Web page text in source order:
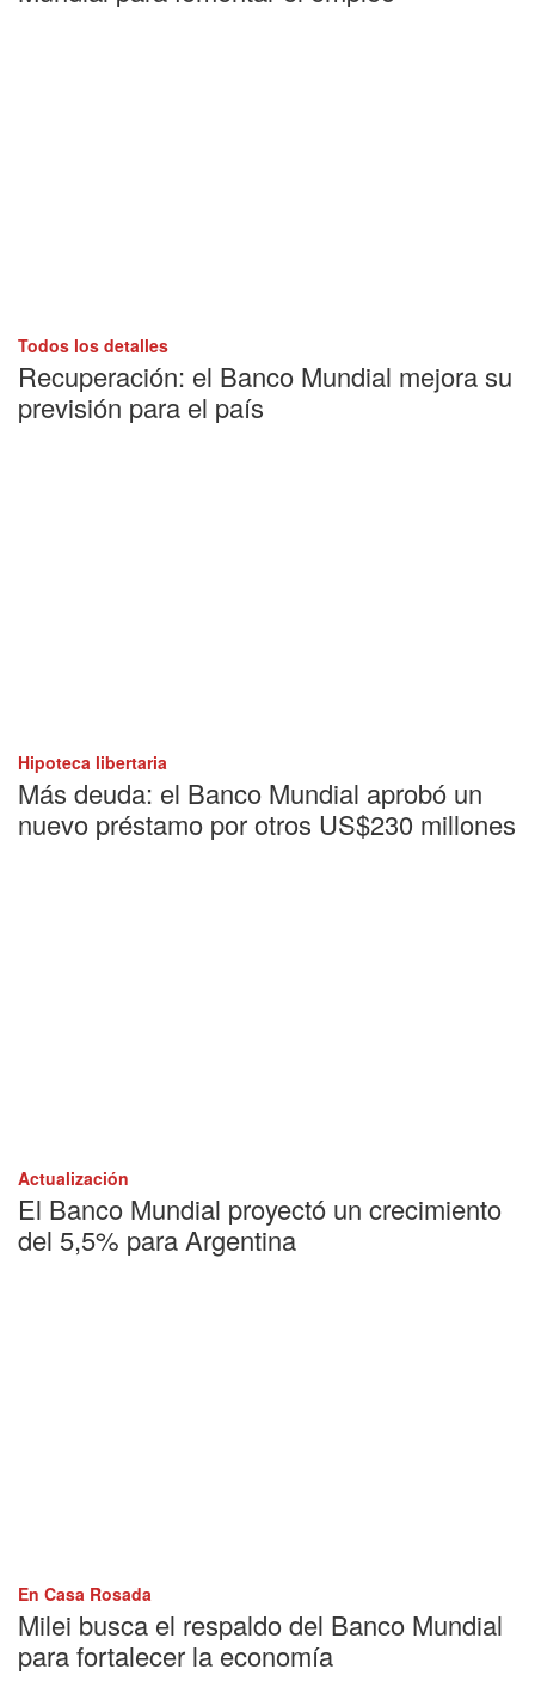
Todos los detalles
Recuperación: el Banco Mundial mejora su
previsión para el país
Hipoteca libertaria
Más deuda: el Banco Mundial aprobó un
nuevo préstamo por otros US$230 millones
Actualización
El Banco Mundial proyectó un crecimiento
del 5,5% para Argentina
En Casa Rosada
Milei busca el respaldo del Banco Mundial
para fortalecer la economía